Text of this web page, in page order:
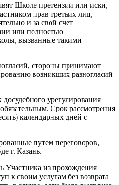
Школе претензии или иски,
прав третьих лиц,
и за свой счет
или полностью
вызванные такими
стороны принимают
возникших разногласий
урегулирования
Срок рассмотрения
календарных дней с
путем переговоров,
г. Казань.
Участника из прохождения
к своим услугам без возврата